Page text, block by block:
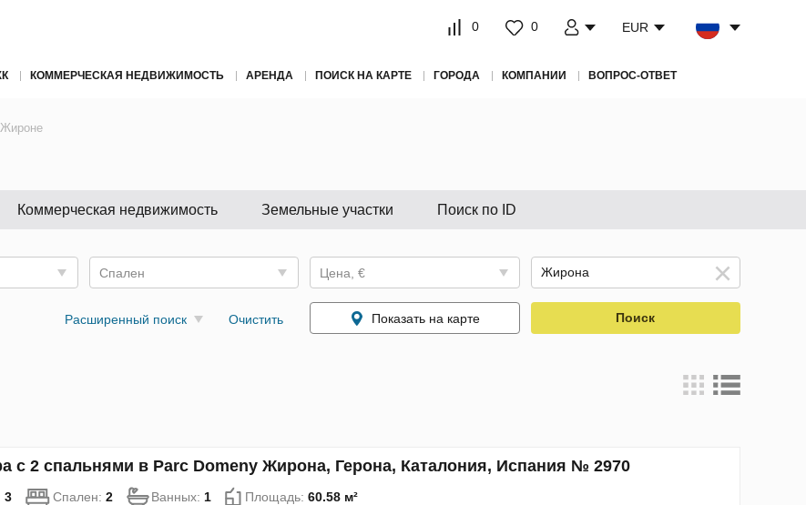
0 0 EUR
КОММЕРЧЕСКАЯ НЕДВИЖИМОСТЬ АРЕНДА ПОИСК НА КАРТЕ ГОРОДА КОМПАНИИ ВОПРОС-ОТВЕТ
Коммерческая недвижимость Земельные участки Поиск по ID
Спален Цена, €
Расширенный поиск Очистить Показать на карте Поиск
с 2 спальнями в Parc Domeny Жирона, Герона, Каталония, Испания № 2970
3 Спален: 2 Ванных: 1 Площадь: 60.58 м²